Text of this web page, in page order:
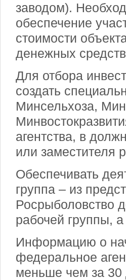
заводом).
обеспечение
стоимости
денежных
Для отбора
создать
Минсельхоза,
агентства, в
или заместителя
Обеспечивать
группа – из
Росрыболовство
рабочей группы,
Информацию о
федеральное
меньше чем за 30